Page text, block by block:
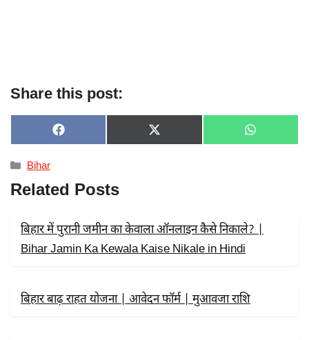
Share this post:
SHARE
ON
F
A
B
O
SHARE
ON
X
(
R
SHARE
ON
W
H
Categories
Bihar
Related Posts
बिहार में पुरानी जमीन का केवाला ऑनलाइन कैसे निकाले? |
Bihar Jamin Ka Kewala Kaise Nikale in Hindi
बिहार बाढ़ राहत योजना | आवेदन फॉर्म | मुआवजा राशि